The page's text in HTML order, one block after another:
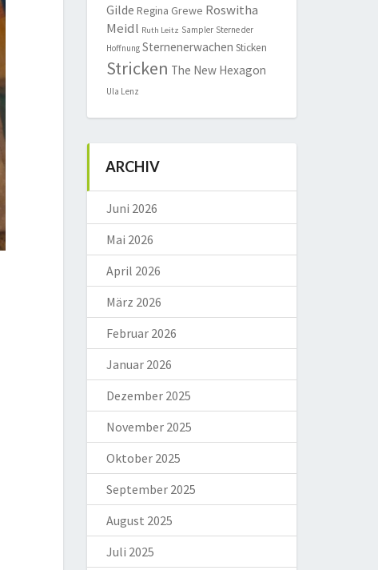
Gilde Regina Grewe Roswitha
Meidl Ruth Leitz Sampler Sterne der
Hoffnung Sternenerwachen Sticken
Stricken The New Hexagon
Ula Lenz
ARCHIV
Juni 2026
Mai 2026
April 2026
März 2026
Februar 2026
Januar 2026
Dezember 2025
November 2025
Oktober 2025
September 2025
August 2025
Juli 2025